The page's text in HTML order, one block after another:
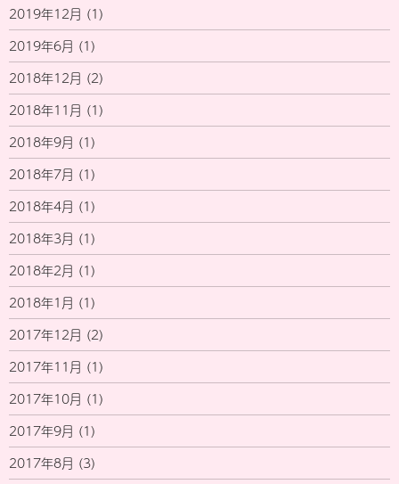
2019年12月 (1)
2019年6月 (1)
2018年12月 (2)
2018年11月 (1)
2018年9月 (1)
2018年7月 (1)
2018年4月 (1)
2018年3月 (1)
2018年2月 (1)
2018年1月 (1)
2017年12月 (2)
2017年11月 (1)
2017年10月 (1)
2017年9月 (1)
2017年8月 (3)